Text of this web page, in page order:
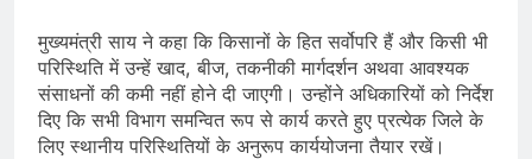
मुख्यमंत्री साय ने कहा कि किसानों के हित सर्वोपरि हैं और किसी भी
परिस्थिति में उन्हें खाद, बीज, तकनीकी मार्गदर्शन अथवा आवश्यक
संसाधनों की कमी नहीं होने दी जाएगी। उन्होंने अधिकारियों को निर्देश
दिए कि सभी विभाग समन्वित रूप से कार्य करते हुए प्रत्येक जिले के
लिए स्थानीय परिस्थितियों के अनुरूप कार्ययोजना तैयार रखें।